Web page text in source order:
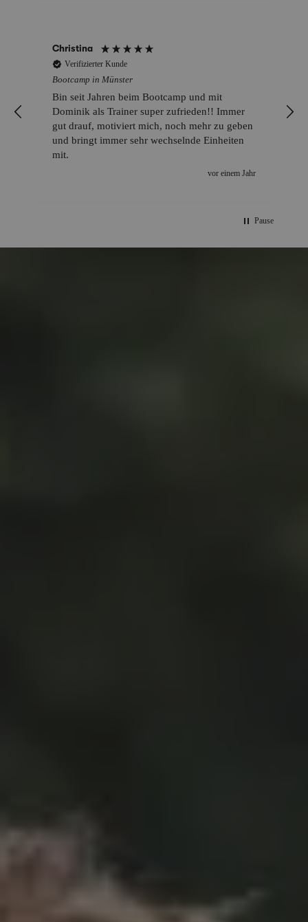
Christina
Verifizierter Kunde
Bootcamp in Münster
Bin seit Jahren beim Bootcamp und mit
Dominik als Trainer super zufrieden!! Immer
gut drauf, motiviert mich, noch mehr zu geben
und bringt immer sehr wechselnde Einheiten
mit.
vor einem Jahr
Pause